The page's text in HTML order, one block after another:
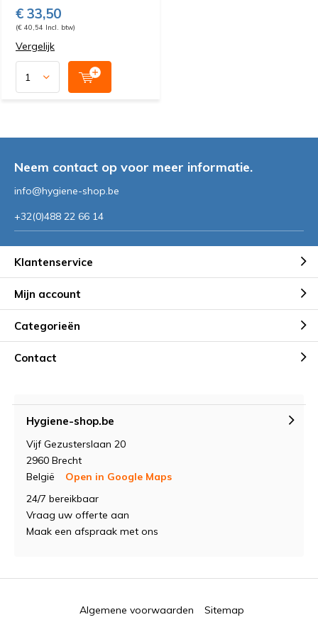
€ 33,50
(€ 40,54 Incl. btw)
Vergelijk
Neem contact op voor meer informatie.
info@hygiene-shop.be
+32(0)488 22 66 14
Klantenservice
Mijn account
Categorieën
Contact
Hygiene-shop.be
Vijf Gezusterslaan 20
2960 Brecht
België
Open in Google Maps
24/7 bereikbaar
Vraag uw offerte aan
Maak een afspraak met ons
Algemene voorwaarden Sitemap